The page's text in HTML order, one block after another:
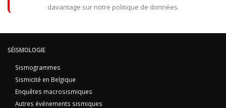
davantage sur notre politique de données.
SÉISMOLOGIE
Sismogrammes
Sismicité en Belgique
Enquêtes macrosismiques
Autres événements sismiques